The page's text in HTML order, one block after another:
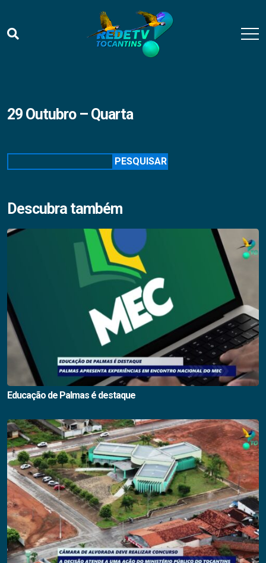
29 Outubro – Quarta
PESQUISAR
Descubra também
Educação de Palmas é destaque